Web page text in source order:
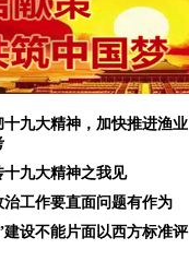
九大精神，加快推进渔业
九大精神之我见
工作要直面问题有作为
建设不能片面以西方标准评